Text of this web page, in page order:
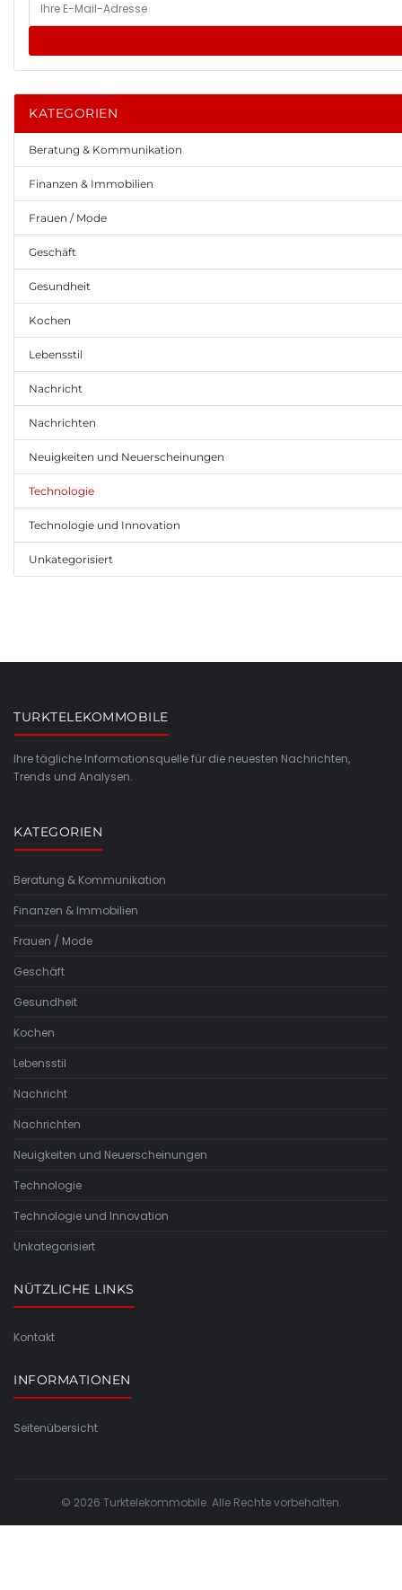
KATEGORIEN
Beratung & Kommunikation
Finanzen & Immobilien
Frauen / Mode
Geschäft
Gesundheit
Kochen
Lebensstil
Nachricht
Nachrichten
Neuigkeiten und Neuerscheinungen
Technologie
Technologie und Innovation
Unkategorisiert
TURKTELEKOMMOBILE
Ihre tägliche Informationsquelle für die neuesten Nachrichten,
Trends und Analysen.
KATEGORIEN
Beratung & Kommunikation
Finanzen & Immobilien
Frauen / Mode
Geschäft
Gesundheit
Kochen
Lebensstil
Nachricht
Nachrichten
Neuigkeiten und Neuerscheinungen
Technologie
Technologie und Innovation
Unkategorisiert
NÜTZLICHE LINKS
Kontakt
INFORMATIONEN
Seitenübersicht
© 2026 Turktelekommobile. Alle Rechte vorbehalten.